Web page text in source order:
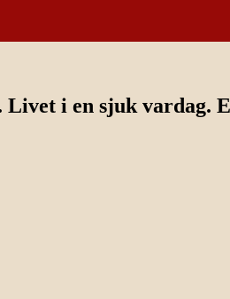
Livet i en sjuk vardag.